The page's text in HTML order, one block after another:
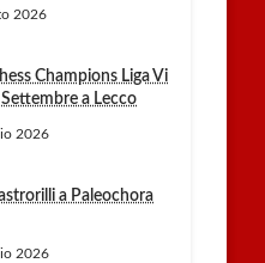
2026
Champions Liga Vi
a Lecco
2026
a Paleochora
2026